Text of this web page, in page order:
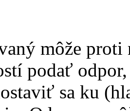
môže proti
podať
sa ku